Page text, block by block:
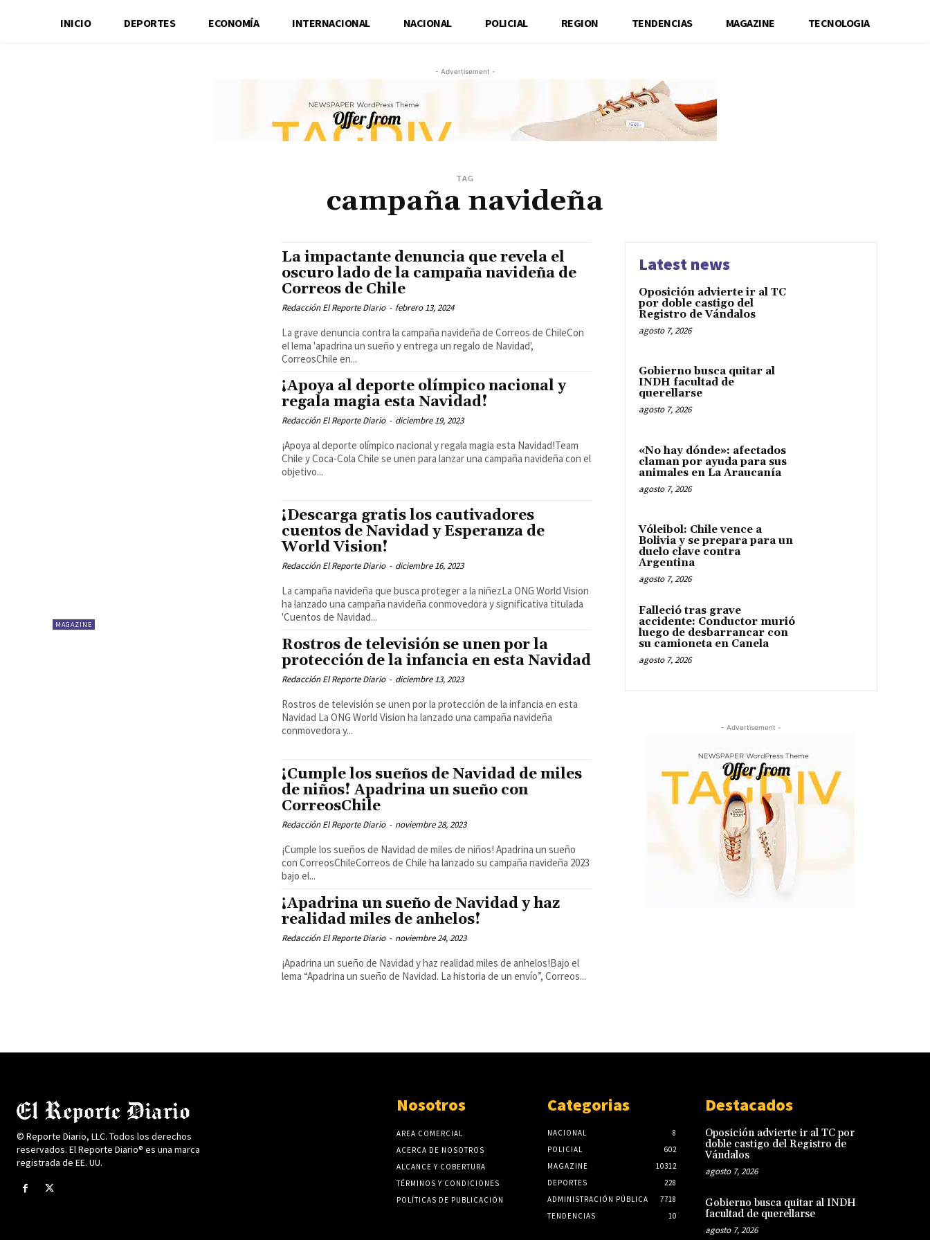
INICIO DEPORTES ECONOMÍA INTERNACIONAL NACIONAL POLICIAL REGION TENDENCIAS MAGAZINE TECNOLOGIA
- Advertisement -
TAG
campaña navideña
La impactante denuncia que revela el
oscuro lado de la campaña navideña de
Correos de Chile
Redacción El Reporte Diario - febrero 13, 2024
La grave denuncia contra la campaña navideña de Correos de ChileCon
el lema 'apadrina un sueño y entrega un regalo de Navidad',
CorreosChile en...
¡Apoya al deporte olímpico nacional y
regala magia esta Navidad!
Redacción El Reporte Diario - diciembre 19, 2023
¡Apoya al deporte olímpico nacional y regala magia esta Navidad!Team
Chile y Coca-Cola Chile se unen para lanzar una campaña navideña con el
objetivo...
MAGAZINE
¡Descarga gratis los cautivadores
cuentos de Navidad y Esperanza de
World Vision!
Redacción El Reporte Diario - diciembre 16, 2023
La campaña navideña que busca proteger a la niñezLa ONG World Vision
ha lanzado una campaña navideña conmovedora y significativa titulada
'Cuentos de Navidad...
Rostros de televisión se unen por la
protección de la infancia en esta Navidad
Redacción El Reporte Diario - diciembre 13, 2023
Rostros de televisión se unen por la protección de la infancia en esta
Navidad La ONG World Vision ha lanzado una campaña navideña
conmovedora y...
¡Cumple los sueños de Navidad de miles
de niños! Apadrina un sueño con
CorreosChile
Redacción El Reporte Diario - noviembre 28, 2023
¡Cumple los sueños de Navidad de miles de niños! Apadrina un sueño
con CorreosChileCorreos de Chile ha lanzado su campaña navideña 2023
bajo el...
¡Apadrina un sueño de Navidad y haz
realidad miles de anhelos!
Redacción El Reporte Diario - noviembre 24, 2023
¡Apadrina un sueño de Navidad y haz realidad miles de anhelos!Bajo el
lema “Apadrina un sueño de Navidad. La historia de un envío”, Correos...
Latest news
Oposición advierte ir al TC
por doble castigo del
Registro de Vándalos
agosto 7, 2026
Gobierno busca quitar al
INDH facultad de
querellarse
agosto 7, 2026
«No hay dónde»: afectados
claman por ayuda para sus
animales en La Araucanía
agosto 7, 2026
Vóleibol: Chile vence a
Bolivia y se prepara para un
duelo clave contra
Argentina
agosto 7, 2026
Falleció tras grave
accidente: Conductor murió
luego de desbarrancar con
su camioneta en Canela
agosto 7, 2026
- Advertisement -
© Reporte Diario, LLC. Todos los derechos
reservados. El Reporte Diario® es una marca
registrada de EE. UU.
Nosotros
AREA COMERCIAL
ACERCA DE NOSOTROS
ALCANCE Y COBERTURA
TÉRMINOS Y CONDICIONES
POLÍTICAS DE PUBLICACIÓN
Categorias
NACIONAL
8
POLICIAL
602
MAGAZINE
10312
DEPORTES
228
ADMINISTRACIÓN PÚBLICA
7718
TENDENCIAS
10
Destacados
Oposición advierte ir al TC por
doble castigo del Registro de
Vándalos
agosto 7, 2026
Gobierno busca quitar al INDH
facultad de querellarse
agosto 7, 2026